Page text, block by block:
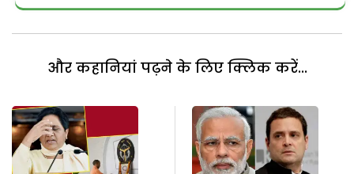
और कहानियां पढ़ने के लिए क्लिक करें...